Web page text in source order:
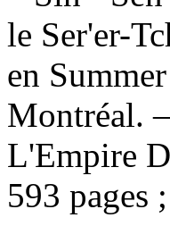
le Ser'er-
en
Montréal.
L'Empire
593 pages